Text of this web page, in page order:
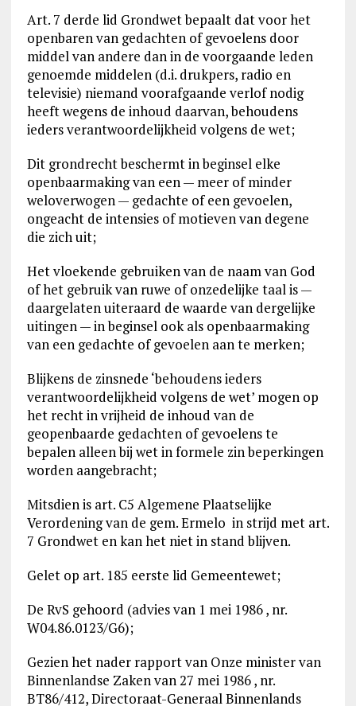
Art. 7 derde lid Grondwet bepaalt dat voor het
openbaren van gedachten of gevoelens door
middel van andere dan in de voorgaande leden
genoemde middelen (d.i. drukpers, radio en
televisie) niemand voorafgaande verlof nodig
heeft wegens de inhoud daarvan, behoudens
ieders verantwoordelijkheid volgens de wet;
Dit grondrecht beschermt in beginsel elke
openbaarmaking van een — meer of minder
weloverwogen — gedachte of een gevoelen,
ongeacht de intensies of motieven van degene
die zich uit;
Het vloekende gebruiken van de naam van God
of het gebruik van ruwe of onzedelijke taal is —
daargelaten uiteraard de waarde van dergelijke
uitingen — in beginsel ook als openbaarmaking
van een gedachte of gevoelen aan te merken;
Blijkens de zinsnede ‘behoudens ieders
verantwoordelijkheid volgens de wet’ mogen op
het recht in vrijheid de inhoud van de
geopenbaarde gedachten of gevoelens te
bepalen alleen bij wet in formele zin beperkingen
worden aangebracht;
Mitsdien is art. C5 Algemene Plaatselijke
Verordening van de gem. Ermelo in strijd met art.
7 Grondwet en kan het niet in stand blijven.
Gelet op art. 185 eerste lid Gemeentewet;
De RvS gehoord (advies van 1 mei 1986 , nr.
W04.86.0123/G6);
Gezien het nader rapport van Onze minister van
Binnenlandse Zaken van 27 mei 1986 , nr.
BT86/412, Directoraat-Generaal Binnenlands